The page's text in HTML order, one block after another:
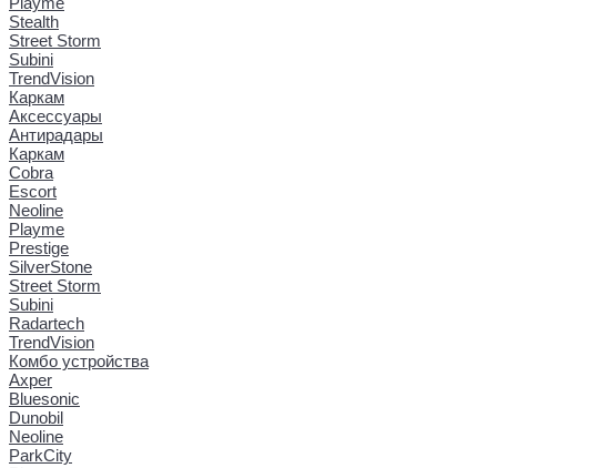
Stealth
Street Storm
Subini
TrendVision
Каркам
Аксессуары
Антирадары
Каркам
Cobra
Escort
Neoline
Playme
Prestige
SilverStone
Street Storm
Subini
Radartech
TrendVision
Комбо устройства
Axper
Bluesonic
Dunobil
Neoline
ParkCity